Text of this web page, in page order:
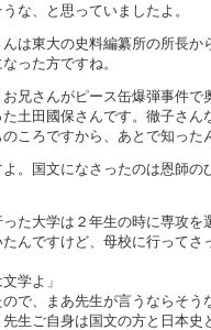
、と思っていましたよ。
は東大の史料編纂所の所長か
た方ですね。
兄さんがピース缶爆弾事件で
田國保さんです。徹子さん
ろですから、あとで知った
。国文になさったのは恩師の
た大学は２年生の時に専攻を
ですけど、母校に行ってさ
よ」
、まあ先生が言うならそう
ご自身は国文の方と日本史